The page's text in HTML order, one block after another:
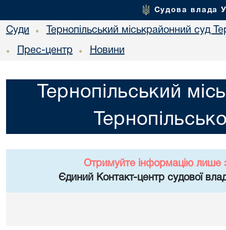
Судова влада
Суди • Тернопільський міськрайонний суд
• Прес-центр • Новини
Тернопільський
Отримуйте інформацію лише
Єдиний Контакт-центр судової